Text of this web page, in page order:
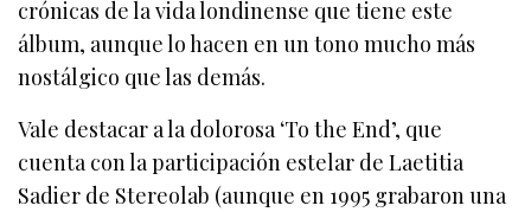
crónicas de la vida londinense que tiene este
álbum, aunque lo hacen en un tono mucho más
nostálgico que las demás.
Vale destacar a la dolorosa ‘To the End’, que
cuenta con la participación estelar de Laetitia
Sadier de Stereolab (aunque en 1995 grabaron una